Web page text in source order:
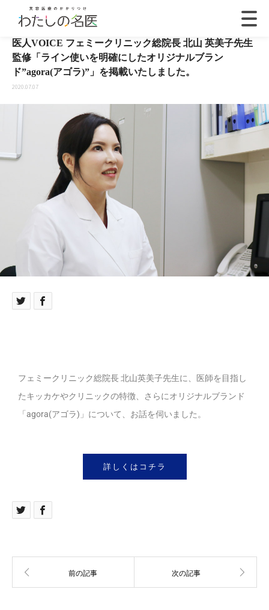
医人VOICE フェミークリニック総院長 北山 英美子先生
監修「ライン使いを明確にしたオリジナルブラン
ド”agora(アゴラ)”」を掲載いたしました。
2020.07.07
フェミークリニック総院長 北山英美子先生に、医師を目指し
たキッカケやクリニックの特徴、さらにオリジナルブランド
「agora(アゴラ)」について、お話を伺いました。
詳しくはコチラ